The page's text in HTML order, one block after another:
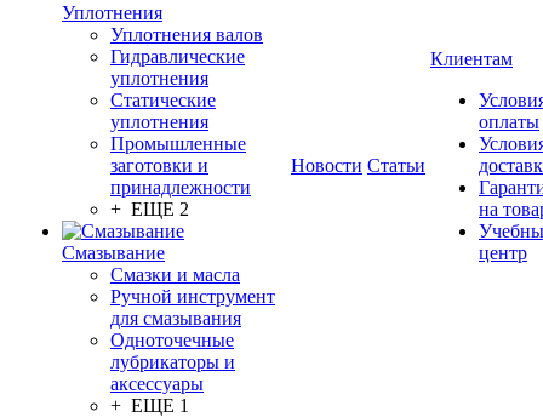
Уплотнения
Уплотнения валов
Гидравлические
уплотнения
Статические
уплотнения
Промышленные
заготовки и
принадлежности
+ ЕЩЕ 2
Смазывание
Смазки и масла
Ручной инструмент
для смазывания
Одноточечные
лубрикаторы и
аксессуары
+ ЕЩЕ 1
Новости Статьи
Клиентам
оплаты
на
центр